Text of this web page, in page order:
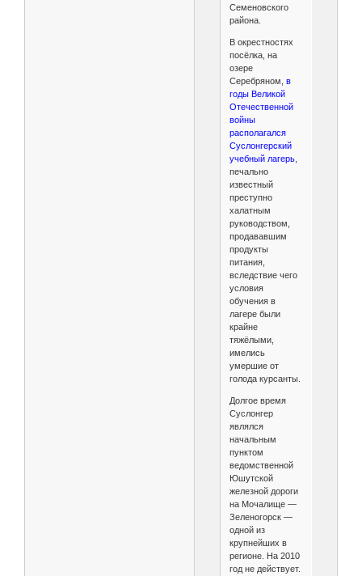
Семеновского
района.
В окрестностях
посёлка, на
озере
Серебряном, в
годы Великой
Отечественной
войны
располагался
Суслонгерский
учебный лагерь,
печально
известный
преступно
халатным
руководством,
продававшим
продукты
питания,
вследствие чего
условия
обучения в
лагере были
крайне
тяжёлыми,
имелись
умершие от
голода курсанты.
Долгое время
Суслонгер
являлся
начальным
пунктом
ведомственной
Юшутской
железной дороги
на Мочалище —
Зеленогорск —
одной из
крупнейших в
регионе. На 2010
год не действует.